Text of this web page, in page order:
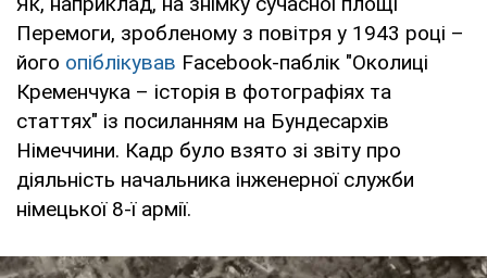
Перемоги, зробленому з повітря у 1943 році –
його опіблікував Facebook-паблік "Околиці
Кременчука – історія в фотографіях та
статтях" із посиланням на Бундесархів
Німеччини. Кадр було взято зі звіту про
діяльність начальника інженерної служби
німецької 8-ї армії.